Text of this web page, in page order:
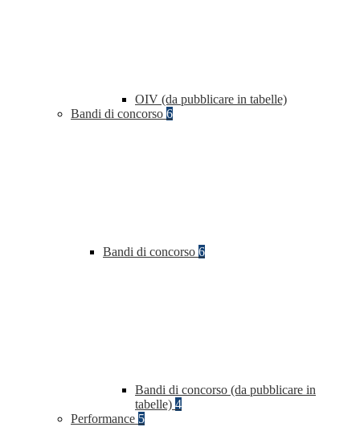
OIV (da pubblicare in tabelle)
Bandi di concorso 6
Bandi di concorso 6
Bandi di concorso (da pubblicare in
tabelle) 4
Performance 5